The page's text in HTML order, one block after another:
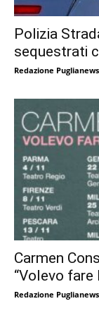
Polizia
sequestrati
Redazione
Carmen
“Volevo fare
Redazione